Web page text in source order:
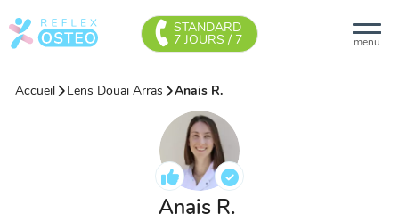
menu
STANDARD
7 JOURS / 7
Accueil Lens Douai Arras Anais R.
Anais R.